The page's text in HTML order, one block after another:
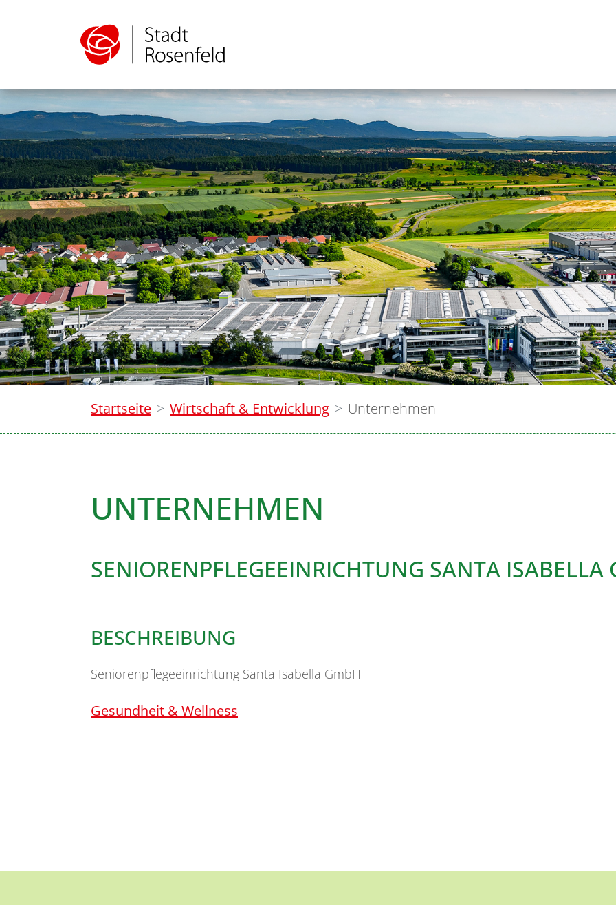
Startseite Wirtschaft & Entwicklung Unternehmen
UNTERNEHMEN
SENIORENPFLEGEEINRICHTUNG SANTA ISABELLA
BESCHREIBUNG
Seniorenpflegeeinrichtung Santa Isabella GmbH
Gesundheit & Wellness